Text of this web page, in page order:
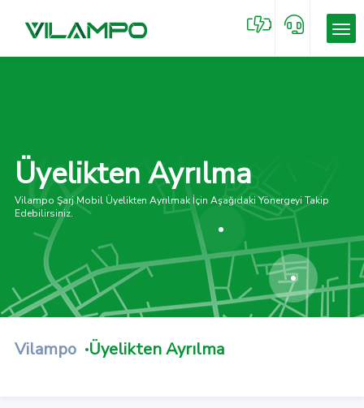
Üyelikten Ayrılma
Vilampo Şarj Mobil Üyelikten Ayrılmak İçin Aşağıdaki Yönergeyi Takip
Edebilirsiniz.
Vilampo Üyelikten Ayrılma